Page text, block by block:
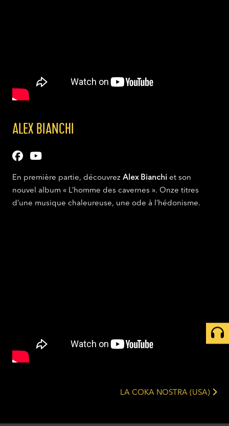
ALEX BIANCHI
En première partie, découvrez Alex Bianchi et son
nouvel album « L’homme des cavernes ». Onze titres
d’une musique chaleureuse, une ode à l’hédonisme.
LA COKA NOSTRA (USA)